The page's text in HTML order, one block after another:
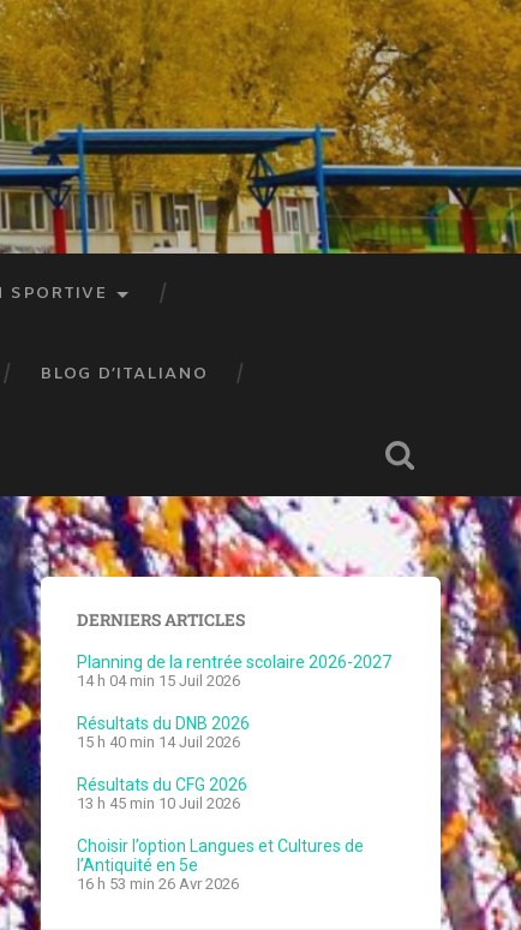
SPORTIVE
BLOG D’ITALIANO
DERNIERS ARTICLES
Planning de la rentrée scolaire 2026-2027
14 h 04 min 15 Juil 2026
Résultats du DNB 2026
15 h 40 min 14 Juil 2026
Résultats du CFG 2026
13 h 45 min 10 Juil 2026
Choisir l’option Langues et Cultures de
l’Antiquité en 5e
16 h 53 min 26 Avr 2026